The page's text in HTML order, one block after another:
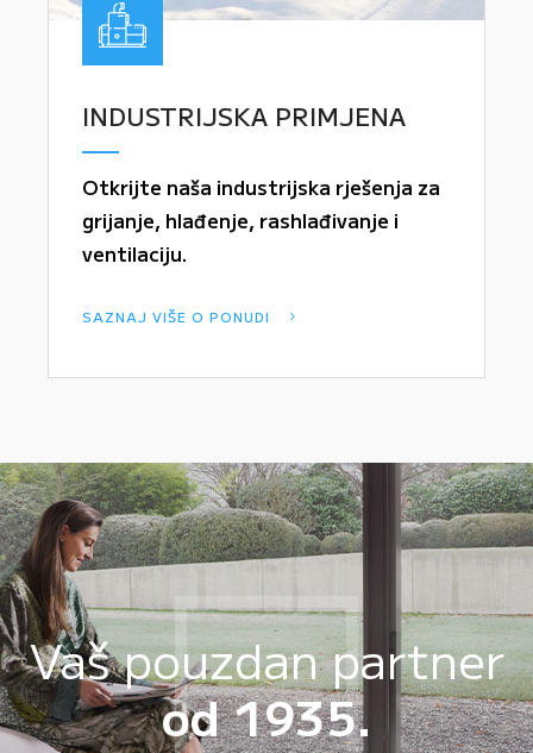
INDUSTRIJSKA PRIMJENA
Otkrijte naša industrijska rješenja za
grijanje, hlađenje, rashlađivanje i
ventilaciju.
SAZNAJ VIŠE O PONUDI
Vaš pouzdan partner
od 1935.